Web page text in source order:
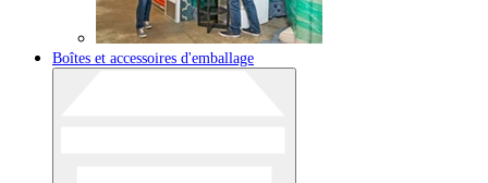
Boîtes et accessoires d'emballage